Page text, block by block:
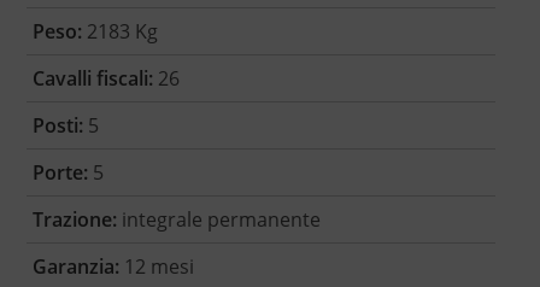
Peso: 2183 Kg
Cavalli fiscali: 26
Posti: 5
Porte: 5
Trazione: integrale permanente
Garanzia: 12 mesi